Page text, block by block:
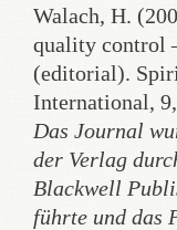
Walach, H.
quality control
(editorial).
International,
Das Journal
der Verlag
Blackwell
führte und das